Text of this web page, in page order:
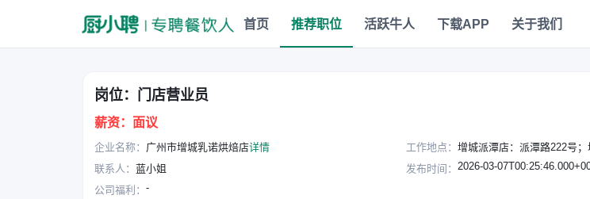
岗位：门店营业员
薪资： 面议
企业名称： 广州市增城乳诺烘焙店详情 工作地点：
联系人： 蓝小姐 发布时间： 2026-03-
公司福利： -
首页 推荐职位 活跃牛人 下载APP 关于我们